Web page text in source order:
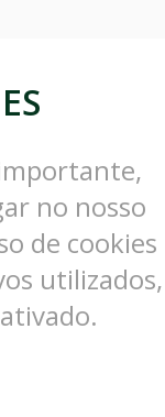
no nosso
de cookies
utilizados,